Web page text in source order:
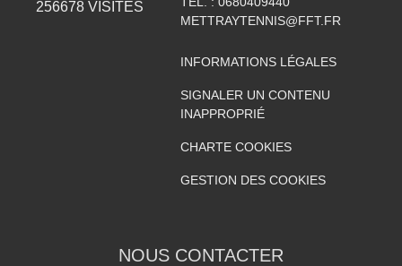
256678 VISITES
METTRAYTENNIS@FFT.FR
INFORMATIONS LÉGALES
SIGNALER UN CONTENU
INAPPROPRIÉ
CHARTE COOKIES
GESTION DES COOKIES
NOUS CONTACTER